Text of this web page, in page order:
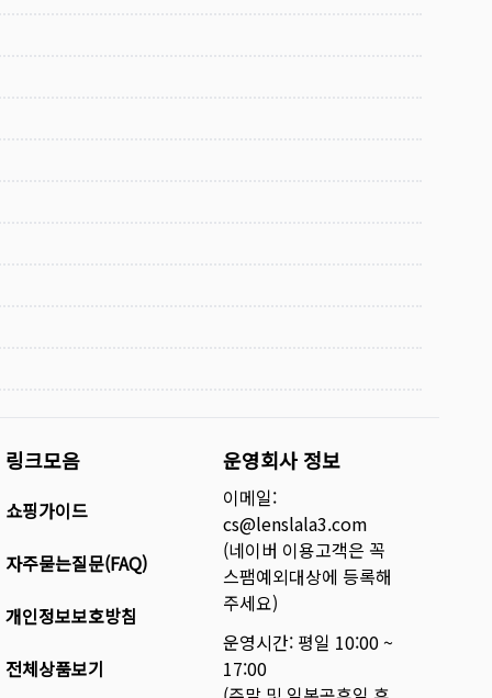
링크모음
쇼핑가이드
자주묻는질문(FAQ)
개인정보보호방침
전체상품보기
운영회사 정보
이메일:
cs@lenslala3.com
(네이버 이용고객은 꼭
스팸예외대상에 등록해
주세요)
운영시간: 평일 10:00 ~
17:00